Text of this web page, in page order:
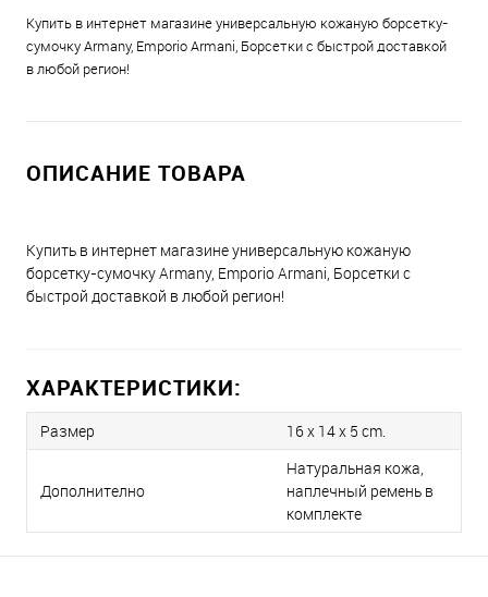
Купить в интернет магазине универсальную кожаную борсетку-
сумочку Armany, Emporio Armani, Борсетки с быстрой доставкой
в любой регион!
ОПИСАНИЕ ТОВАРА
Купить в интернет магазине универсальную кожаную
борсетку-сумочку Armany, Emporio Armani, Борсетки с
быстрой доставкой в любой регион!
ХАРАКТЕРИСТИКИ:
Размер 16 x 14 x 5 cm.
Дополнително
Натуральная кожа,
наплечный ремень в
комплекте